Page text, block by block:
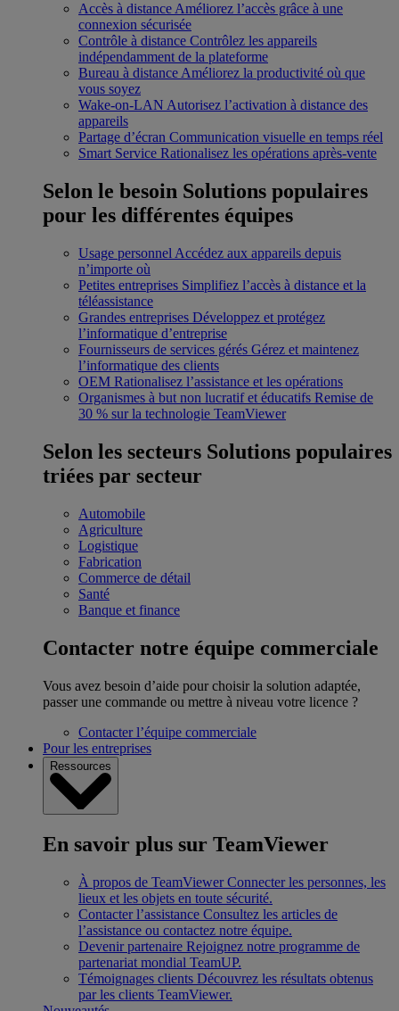
Accès à distance Améliorez l’accès grâce à une
connexion sécurisée
Contrôle à distance Contrôlez les appareils
indépendamment de la plateforme
Bureau à distance Améliorez la productivité où que
vous soyez
Wake-on-LAN Autorisez l’activation à distance des
appareils
Partage d’écran Communication visuelle en temps réel
Smart Service Rationalisez les opérations après-vente
Selon le besoin Solutions populaires
pour les différentes équipes
Usage personnel Accédez aux appareils depuis
n’importe où
Petites entreprises Simplifiez l’accès à distance et la
téléassistance
Grandes entreprises Développez et protégez
l’informatique d’entreprise
Fournisseurs de services gérés Gérez et maintenez
l’informatique des clients
OEM Rationalisez l’assistance et les opérations
Organismes à but non lucratif et éducatifs Remise de
30 % sur la technologie TeamViewer
Selon les secteurs Solutions populaires
triées par secteur
Automobile
Agriculture
Logistique
Fabrication
Commerce de détail
Santé
Banque et finance
Contacter notre équipe commerciale
Vous avez besoin d’aide pour choisir la solution adaptée,
passer une commande ou mettre à niveau votre licence ?
Contacter l’équipe commerciale
Pour les entreprises
Ressources
En savoir plus sur TeamViewer
À propos de TeamViewer Connecter les personnes, les
lieux et les objets en toute sécurité.
Contacter l’assistance Consultez les articles de
l’assistance ou contactez notre équipe.
Devenir partenaire Rejoignez notre programme de
partenariat mondial TeamUP.
Témoignages clients Découvrez les résultats obtenus
par les clients TeamViewer.